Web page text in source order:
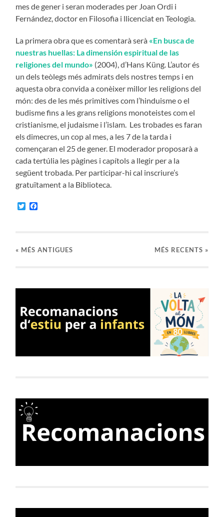
mes de gener i seran moderades per Joan Ordi i
Fernández, doctor en Filosofia i llicenciat en Teologia.
La primera obra que es comentarà serà «En busca de
nuestras huellas: La dimensión espiritual de las
religiones del mundo» (2004), d’Hans Küng. L’autor és
un dels teòlegs més admirats dels nostres temps i en
aquesta obra convida a conèixer millor les religions del
món: des de les més primitives com l’hinduisme o el
budisme fins a les grans religions monoteistes com el
cristianisme, el judaisme i l’islam. Les trobades es faran
els dimecres, un cop al mes, a les 7 de la tarda i
començaran el 25 de gener. El moderador proposarà a
cada tertúlia les pàgines i capítols a llegir per a la
següent trobada. Per participar-hi cal inscriure’s
gratuïtament a la Biblioteca.
Twitter
« MÉS ANTIGUES MÉS RECENTS »